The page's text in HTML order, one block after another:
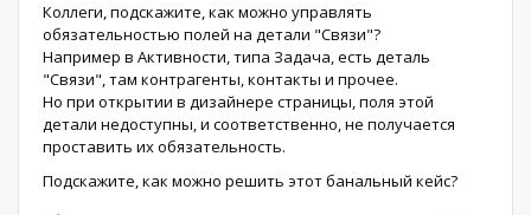
Коллеги, подскажите, как можно управлять
обязательностью полей на детали "Связи"?
Например в Активности, типа Задача, есть деталь
"Связи", там контрагенты, контакты и прочее.
Но при открытии в дизайнере страницы, поля этой
детали недоступны, и соответственно, не получается
проставить их обязательность.
Подскажите, как можно решить этот банальный кейс?